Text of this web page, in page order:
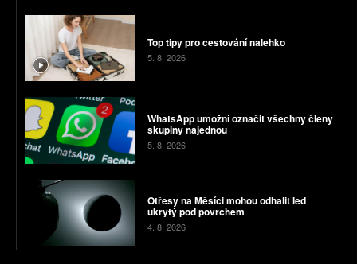
Top tipy pro cestování nalehko
5. 8. 2026
WhatsApp umožní označit všechny členy
skupiny najednou
5. 8. 2026
Otřesy na Měsíci mohou odhalit led
ukrytý pod povrchem
4. 8. 2026